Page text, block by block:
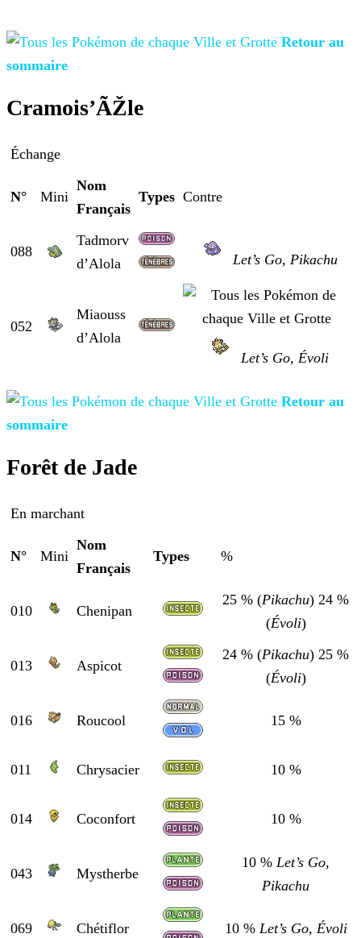
Retour au
sommaire
Cramois’ÃŽle
Échange
N° Mini
Nom
Français
Types Contre
088
Tadmorv
d’Alola
Let’s Go, Pikachu
052
Miaouss
d’Alola
Let’s Go, Évoli
Retour au
sommaire
Forêt de Jade
En marchant
N° Mini
Nom
Français
Types %
010 Chenipan
25 % (Pikachu) 24 %
(Évoli)
013 Aspicot
24 % (Pikachu) 25 %
(Évoli)
016 Roucool 15 %
011 Chrysacier 10 %
014 Coconfort 10 %
043 Mystherbe
10 % Let’s Go,
Pikachu
069 Chétiflor 10 % Let’s Go, Évoli